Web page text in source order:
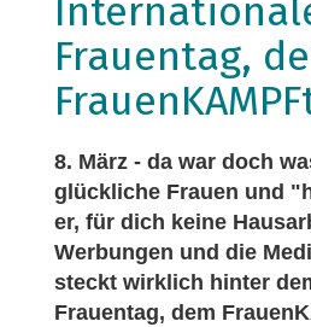
Frauentag,
8. März - da war doch
glückliche Frauen und
er, für dich keine
Werbungen und die
steckt wirklich hinter
Frauentag, dem